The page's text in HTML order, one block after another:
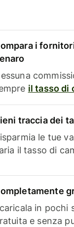
i
il tasso di
traccia dei
le tue
il tasso di
in pochi
e senza